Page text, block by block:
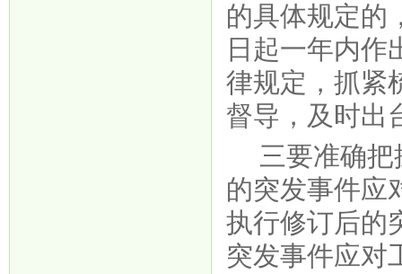
的具体规定的
日起一年内作
律规定，抓紧
督导，及时出
三要准确
的突发事件应
执行修订后的
突发事件应对